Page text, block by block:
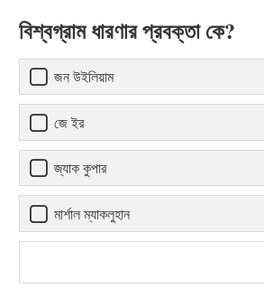
বিশ্বগ্রাম ধারণার প্রবক্তা কে?
জন উইলিয়াম
জে ইর
জ্যাক কুপার
মার্শাল ম্যাকলুহান